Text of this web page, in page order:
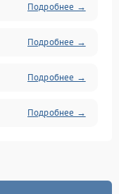
Подробнее →
Подробнее →
Подробнее →
Подробнее →